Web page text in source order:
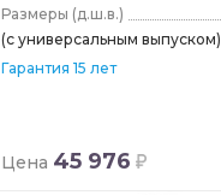
Размеры (д.ш.в.)
(с универсальным выпуском)
Гарантия 15 лет
Цена 45 976